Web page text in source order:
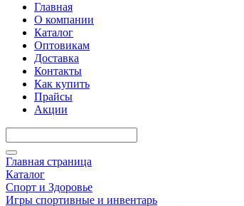
Главная
О компании
Каталог
Оптовикам
Доставка
Контакты
Как купить
Прайсы
Акции
Главная страница
Каталог
Спорт и Здоровье
Игры спортивные и инвентарь